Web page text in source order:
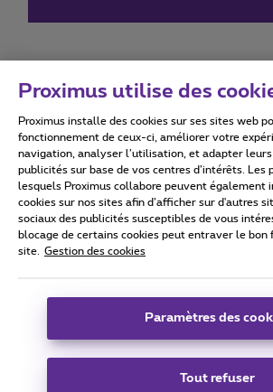
Conditions d'utilisation
Tous droits réservés. © 2026 Proximus
Conditions générales, info consommateur
Coordonnées de l’entreprise
Boulevard du Roi Albert II 27 - B-1030
Proximus utilise des
Proximus installe des cookies sur ses sites web
fonctionnement de ceux-ci, améliorer votre
navigation, analyser l’utilisation, et adapter
publicités sur base de vos centres d’intérêts. Les
lesquels Proximus collabore peuvent également
cookies sur nos sites afin d’afficher sur d'autres
sociaux des publicités susceptibles de vous
blocage de certains cookies peut entraver le bon
site.
Gestion des cookies
Paramètres des
Tout refuser